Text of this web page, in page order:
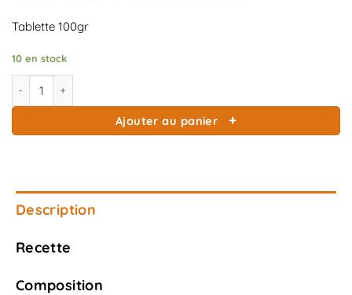
Tablette 100gr
10 en stock
quantité de Chocolat noir Bonnat Selva Maya 75 %
Ajouter au panier
Description
Recette
Composition